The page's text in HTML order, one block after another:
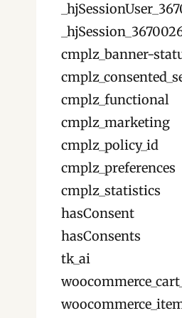
cmplz_banner-
cmplz_functional
cmplz_marketing
cmplz_policy_id
cmplz_preferences
cmplz_statistics
hasConsent
hasConsents
tk_ai